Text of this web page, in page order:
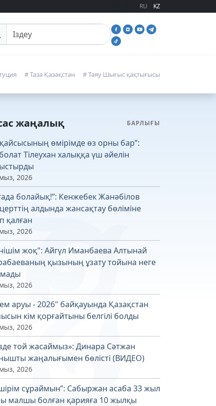
RU KZ
іздеу
# Таза Қазақстан # Таяу Шығыс қақтығысы
жаңалық БАРЛЫҒЫ
өмірімде өз орны бар”:
Тілеухан халыққа үш әйелін
2026
болайық!”: Кенжебек Жанәбілов
алдында жансақтау бөліміне
қалған
2026
жоқ": Айгүл Иманбаева Алтынай
қызының ұзату тойына неге
2026
аруы - 2026" байқауында Қазақстан
кім қорғайтыны белгілі болды
2026
той жасаймыз»: Динара Сәтжан
жаңалығымен бөлісті (ВИДЕО)
2026
сұраймын”: Сабыржан асаба 33 жыл
малшы болған қарияға 10 жылқы